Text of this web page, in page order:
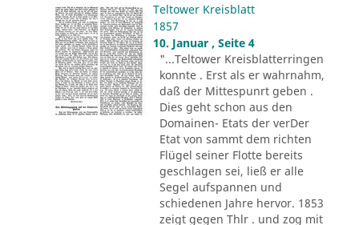
Teltower Kreisblatt
1857
10. Januar , Seite 4
"...Teltower Kreisblatterringen
konnte . Erst als er wahrnahm,
daß der Mittespunrt geben .
Dies geht schon aus den
Domainen- Etats der verDer
Etat von sammt dem richten
Flügel seiner Flotte bereits
geschlagen sei, ließ er alle
Segel aufspannen und
schiedenen Jahre hervor. 1853
zeigt gegen Thlr . und zog mit